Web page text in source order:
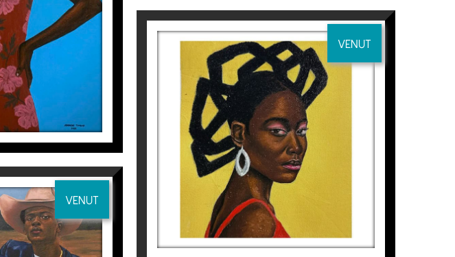
LADY) 2
€
OMOGE (STYLISH LADY) 3
Tomiwa Arobieke
495€